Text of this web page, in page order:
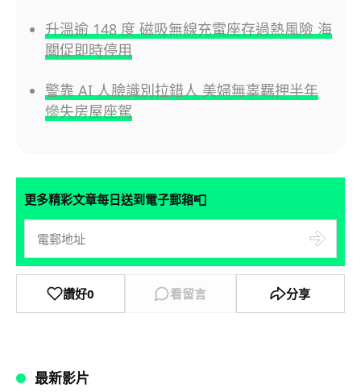
升溫逾 148 度 磁吸無線充電座存過熱風險 海
關促即時停用
警靠 AI 人臉識別拉錯人 美婦無辜羈押半年
慘失房屋座駕
更多精彩文章每日送到電子郵箱📮
讚好0 看留言 分享
最新影片